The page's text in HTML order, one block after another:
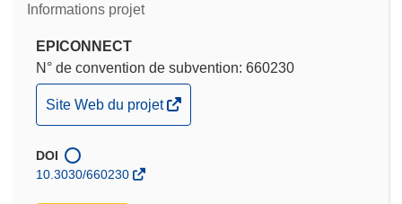
Informations projet
EPICONNECT
N° de convention de subvention: 660230
(s’ouvre
dans
une
nouvelle
Site Web du projet
DOI
10.3030/660230